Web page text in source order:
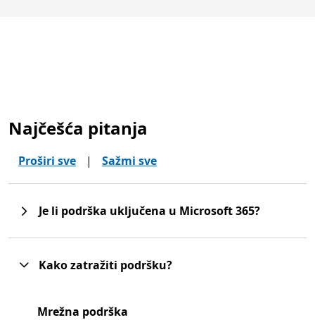
Najčešća pitanja
Proširi sve | Sažmi sve
Je li podrška uključena u Microsoft 365?
Kako zatražiti podršku?
Mrežna podrška